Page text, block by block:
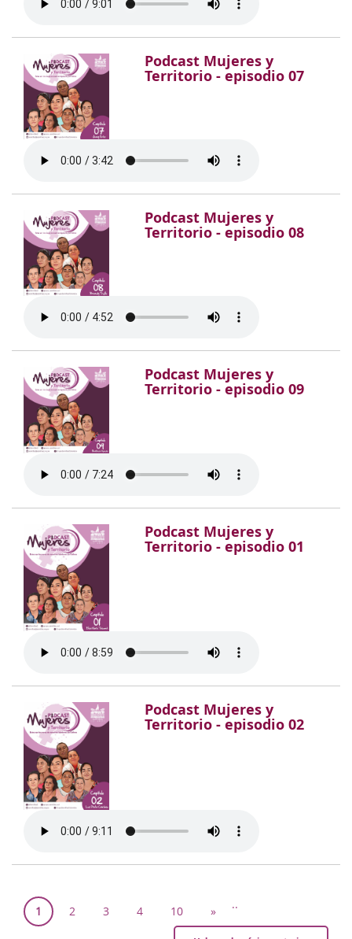
Podcast Mujeres y
Territorio - episodio 07
Podcast Mujeres y
Territorio - episodio 08
Podcast Mujeres y
Territorio - episodio 09
Podcast Mujeres y
Territorio - episodio 01
Podcast Mujeres y
Territorio - episodio 02
1 2 3 4 ..
10 »